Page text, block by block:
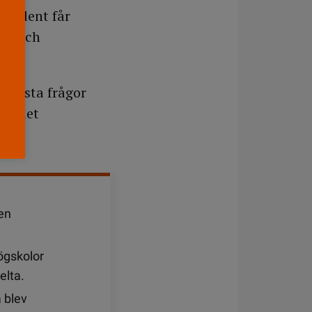
får
och
frågor
det
blev